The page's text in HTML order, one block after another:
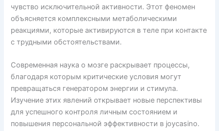
чувство исключительной активности. Этот феномен
объясняется комплексными метаболическими
реакциями, которые активируются в теле при контакте
с трудными обстоятельствами.
Современная наука о мозге раскрывает процессы,
благодаря которым критические условия могут
превращаться генератором энергии и стимула.
Изучение этих явлений открывает новые перспективы
для успешного контроля личным состоянием и
повышения персональной эффективности в joycasino.